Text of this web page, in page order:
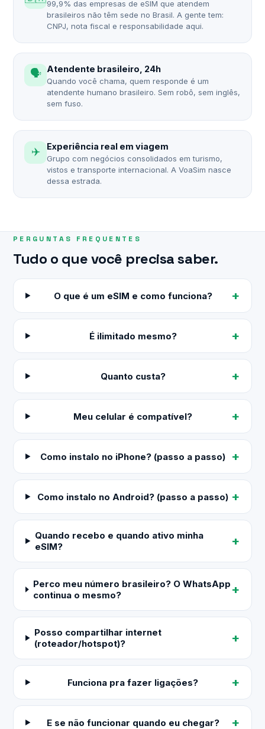
99,9% das empresas de eSIM que atendem
brasileiros não têm sede no Brasil. A gente tem:
CNPJ, nota fiscal e responsabilidade aqui.
🗣️ Atendente brasileiro, 24h
Quando você chama, quem responde é um
atendente humano brasileiro. Sem robô, sem inglês,
sem fuso.
✈️ Experiência real em viagem
Grupo com negócios consolidados em turismo,
vistos e transporte internacional. A VoaSim nasce
dessa estrada.
PERGUNTAS FREQUENTES
Tudo o que você precisa saber.
O que é um eSIM e como funciona?
É ilimitado mesmo?
Quanto custa?
Meu celular é compatível?
Como instalo no iPhone? (passo a passo)
Como instalo no Android? (passo a passo)
Quando recebo e quando ativo minha
eSIM?
Perco meu número brasileiro? O WhatsApp
continua o mesmo?
Posso compartilhar internet
(roteador/hotspot)?
Funciona pra fazer ligações?
E se não funcionar quando eu chegar?